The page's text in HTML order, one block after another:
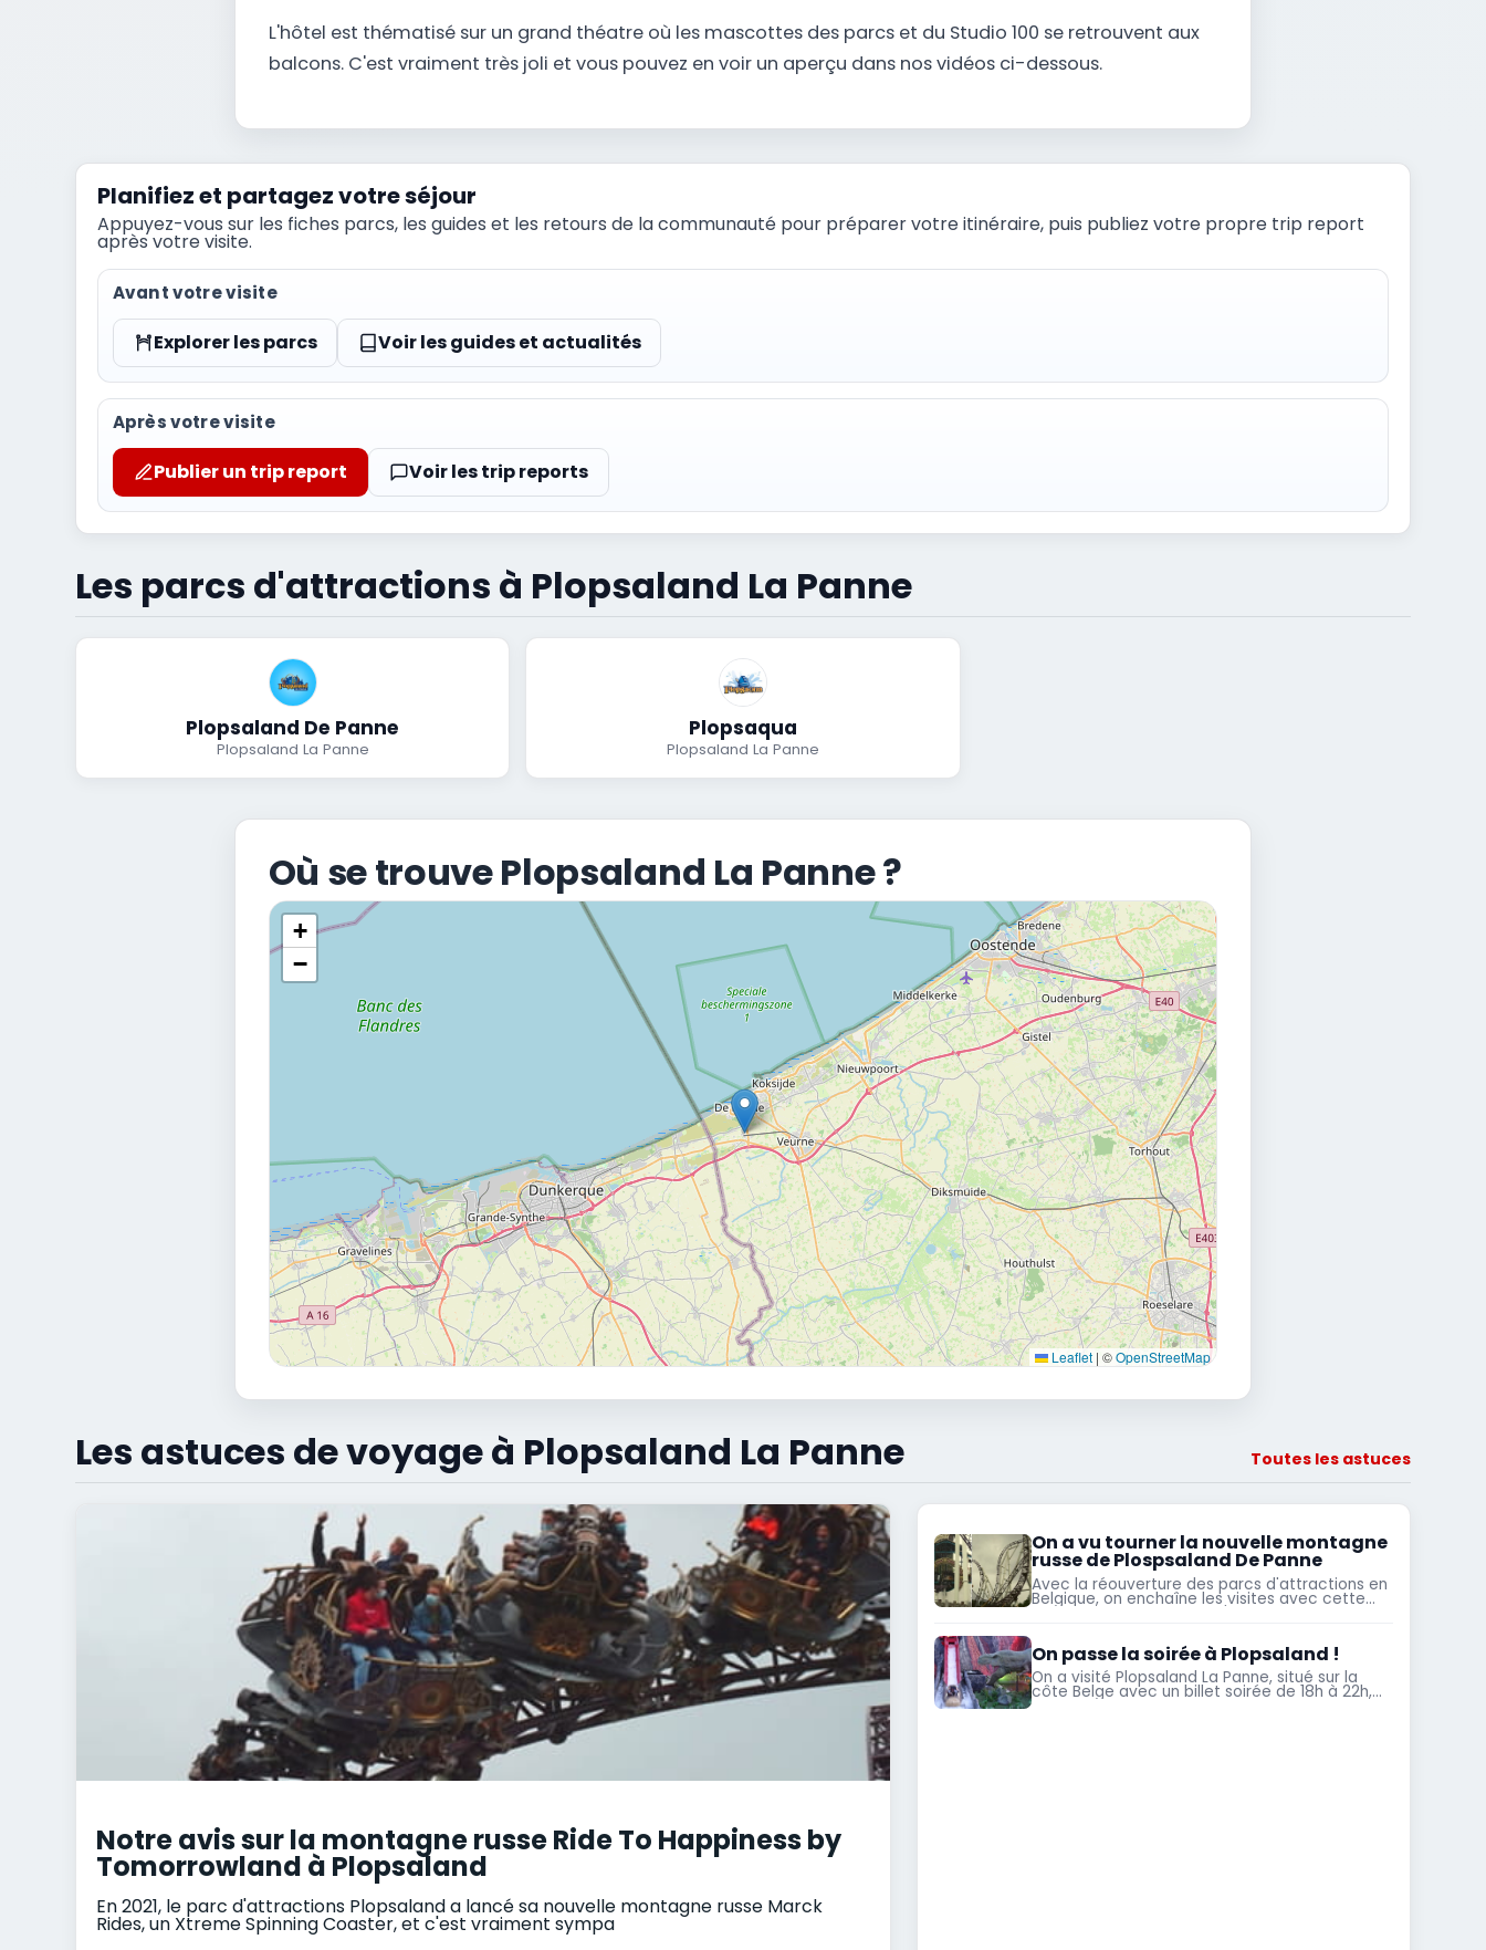
L'hôtel est thématisé sur un grand théatre où les mascottes des parcs et du Studio 100 se retrouvent aux
balcons. C'est vraiment très joli et vous pouvez en voir un aperçu dans nos vidéos ci-dessous.
Planifiez et partagez votre séjour
Appuyez-vous sur les fiches parcs, les guides et les retours de la communauté pour préparer votre itinéraire, puis publiez votre propre trip report
après votre visite.
Avant votre visite
Explorer les parcs Voir les guides et actualités
Après votre visite
Publier un trip report Voir les trip reports
Les parcs d'attractions à Plopsaland La Panne
Plopsaland De Panne
Plopsaland La Panne
Plopsaqua
Plopsaland La Panne
Où se trouve Plopsaland La Panne ?
+
−
Leaflet | ©OpenStreetMap
Les astuces de voyage à Plopsaland La Panne Toutes les astuces
Notre avis sur la montagne russe Ride To Happiness by
Tomorrowland à Plopsaland
En 2021, le parc d'attractions Plopsaland a lancé sa nouvelle montagne russe Marck
Rides, un Xtreme Spinning Coaster, et c'est vraiment sympa
On a vu tourner la nouvelle montagne
russe de Plospsaland De Panne
Avec la réouverture des parcs d'attractions en
Belgique, on enchaîne les visites avec cette
fois Plopsaland pour voir l'avancée de la
On passe la soirée à Plopsaland !
On a visité Plopsaland La Panne, situé sur la
côte Belge avec un billet soirée de 18h à 22h,
est ce que ça vaut le coup ?